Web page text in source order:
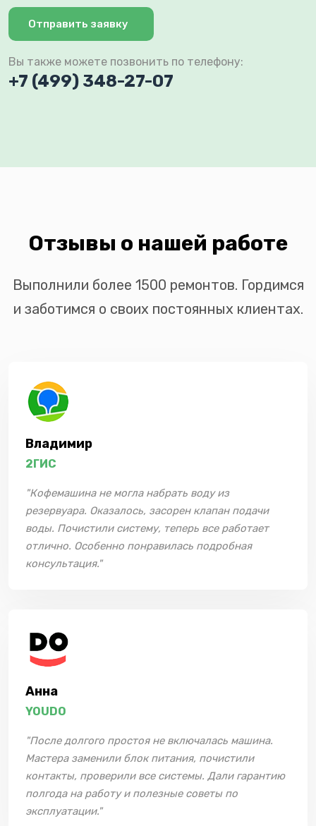
Отправить заявку
Вы также можете позвонить по телефону:
+7 (499) 348-27-07
Отзывы о нашей работе
Выполнили более 1500 ремонтов. Гордимся
и заботимся о своих постоянных клиентах.
Владимир
2ГИС
"Кофемашина не могла набрать воду из
резервуара. Оказалось, засорен клапан подачи
воды. Почистили систему, теперь все работает
отлично. Особенно понравилась подробная
консультация."
Анна
YOUDO
"После долгого простоя не включалась машина.
Мастера заменили блок питания, почистили
контакты, проверили все системы. Дали гарантию
полгода на работу и полезные советы по
эксплуатации."